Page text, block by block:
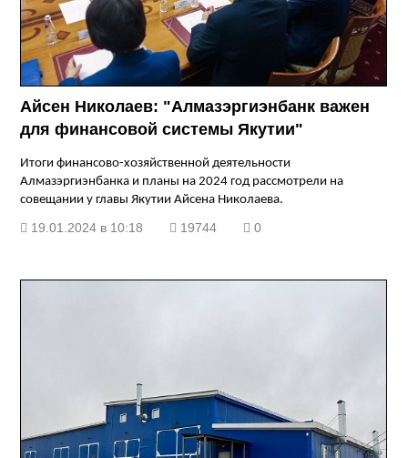
Айсен Николаев: "Алмазэргиэнбанк важен
для финансовой системы Якутии"
Итоги финансово-хозяйственной деятельности
Алмазэргиэнбанка и планы на 2024 год рассмотрели на
совещании у главы Якутии Айсена Николаева.
19.01.2024 в 10:18 19744 0